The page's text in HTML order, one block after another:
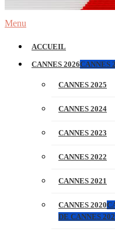
Menu
ACCUEIL
CANNES 2026CANNES
CANNES 2025
CANNES 2024
CANNES 2023
CANNES 2022
CANNES 2021
CANNES 2020
DE CANNES